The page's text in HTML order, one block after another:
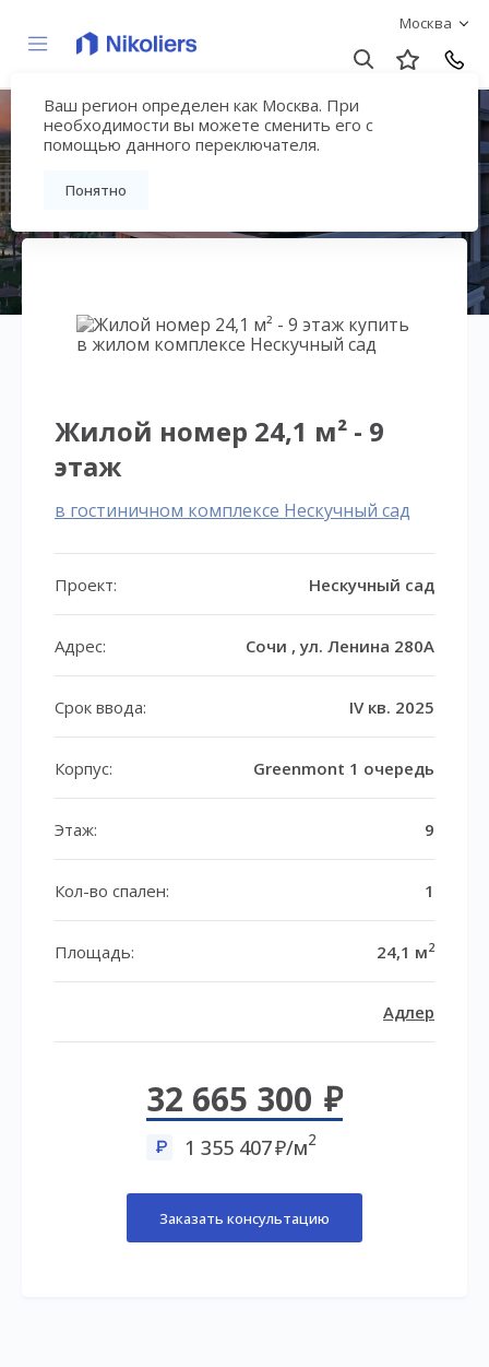
Москва
Ваш регион определен как Москва. При
необходимости вы можете сменить его с
помощью данного переключателя.
Понятно
Нескучный сад
Вернуться на страницу гостиничного
Жилой номер 24,1 м² - 9
этаж
в гостиничном комплексе Нескучный сад
Проект: Нескучный сад
Адрес: Сочи , ул. Ленина 280А
Срок ввода: IV кв. 2025
Корпус: Greenmont 1 очередь
Этаж: 9
Кол-во спален: 1
Площадь: 24,1 м2
Адлер
32 665 300
1 355 407 /м2
Заказать консультацию